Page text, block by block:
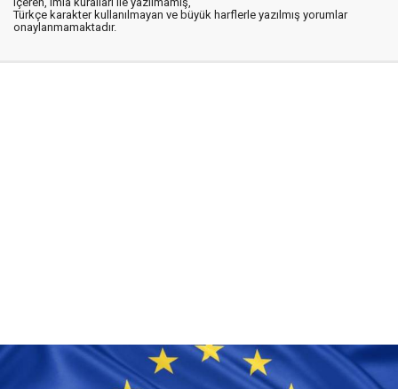
Türkçe karakter kullanılmayan ve büyük harflerle yazılmış yorumlar
onaylanmamaktadır.